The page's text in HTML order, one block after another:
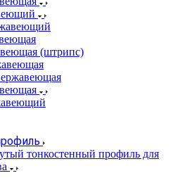
(штрипс)
тонкостенный профиль для